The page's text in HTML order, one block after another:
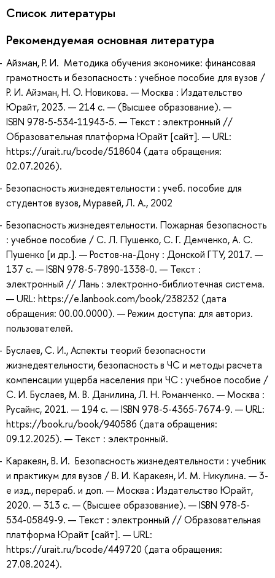
Список литературы
Рекомендуемая основная литература
Айзман, Р. И. Методика обучения экономике: финансовая
грамотность и безопасность : учебное пособие для вузов /
Р. И. Айзман, Н. О. Новикова. — Москва : Издательство
Юрайт, 2023. — 214 с. — (Высшее образование). —
ISBN 978-5-534-11943-5. — Текст : электронный //
Образовательная платформа Юрайт [сайт]. — URL:
https://urait.ru/bcode/518604 (дата обращения:
02.07.2026).
Безопасность жизнедеятельности : учеб. пособие для
студентов вузов, Муравей, Л. А., 2002
Безопасность жизнедеятельности. Пожарная безопасность
: учебное пособие / С. Л. Пушенко, С. Г. Демченко, А. С.
Пушенко [и др.]. — Ростов-на-Дону : Донской ГТУ, 2017. —
137 с. — ISBN 978-5-7890-1338-0. — Текст :
электронный // Лань : электронно-библиотечная система.
— URL: https://e.lanbook.com/book/238232 (дата
обращения: 00.00.0000). — Режим доступа: для авториз.
пользователей.
Буслаев, С. И., Аспекты теорий безопасности
жизнедеятельности, безопасность в ЧС и методы расчета
компенсации ущерба населения при ЧС : учебное пособие /
С. И. Буслаев, М. В. Данилина, Л. Н. Романченко. — Москва :
Русайнс, 2021. — 194 с. — ISBN 978-5-4365-7674-9. — URL:
https://book.ru/book/940586 (дата обращения:
09.12.2025). — Текст : электронный.
Каракеян, В. И. Безопасность жизнедеятельности : учебник
и практикум для вузов / В. И. Каракеян, И. М. Никулина. — 3-
е изд., перераб. и доп. — Москва : Издательство Юрайт,
2020. — 313 с. — (Высшее образование). — ISBN 978-5-
534-05849-9. — Текст : электронный // Образовательная
платформа Юрайт [сайт]. — URL:
https://urait.ru/bcode/449720 (дата обращения:
27.08.2024).